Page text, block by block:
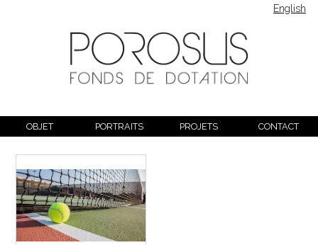
English
OBJET PORTRAITS PROJETS CONTACT